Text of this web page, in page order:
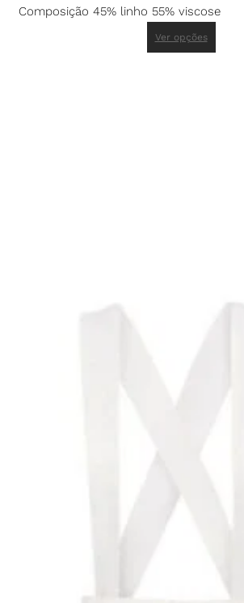
Composição 45% linho 55% viscose
Ver opções